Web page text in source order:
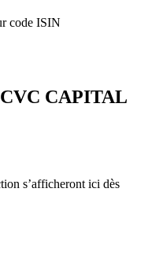
code ISIN
CAPITAL
s’afficheront ici dès